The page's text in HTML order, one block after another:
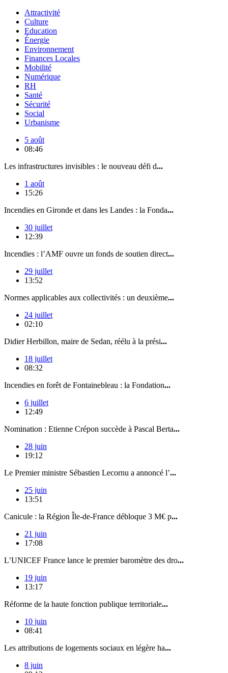
Attractivité
Culture
Education
Énergie
Environnement
Finances Locales
Mobilité
Numérique
RH
Santé
Sécurité
Social
Urbanisme
5 août
08:46
Les infrastructures invisibles : le nouveau défi d...
1 août
15:26
Incendies en Gironde et dans les Landes : la Fonda...
30 juillet
12:39
Incendies : l’AMF ouvre un fonds de soutien direct...
29 juillet
13:52
Normes applicables aux collectivités : un deuxième...
24 juillet
02:10
Didier Herbillon, maire de Sedan, réélu à la prési...
18 juillet
08:32
Incendies en forêt de Fontainebleau : la Fondation...
6 juillet
12:49
Nomination : Etienne Crépon succède à Pascal Berta...
28 juin
19:12
Le Premier ministre Sébastien Lecornu a annoncé l’...
25 juin
13:51
Canicule : la Région Île-de-France débloque 3 M€ p...
21 juin
17:08
L’UNICEF France lance le premier baromètre des dro...
19 juin
13:17
Réforme de la haute fonction publique territoriale...
10 juin
08:41
Les attributions de logements sociaux en légère ha...
8 juin